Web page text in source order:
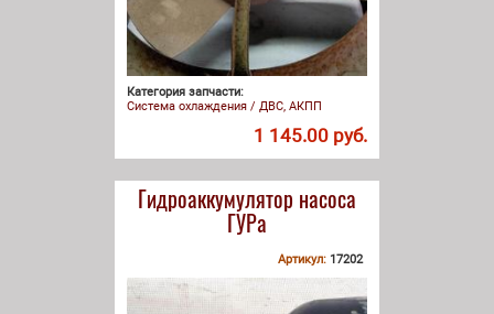
Категория запчасти:
Система охлаждения / ДВС, АКПП
1 145.00 руб.
Гидроаккумулятор насоса
ГУРа
Артикул: 17202